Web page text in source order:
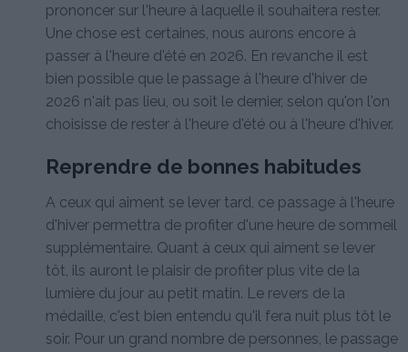
prononcer sur l'heure à laquelle il souhaitera rester.
Une chose est certaines, nous aurons encore à
passer à l'heure d'été en 2026. En revanche il est
bien possible que le passage à l'heure d'hiver de
2026 n'ait pas lieu, ou soit le dernier, selon qu'on l'on
choisisse de rester à l'heure d'été ou à l'heure d'hiver.
Reprendre de bonnes habitudes
A ceux qui aiment se lever tard, ce passage à l'heure
d'hiver permettra de profiter d'une heure de sommeil
supplémentaire. Quant à ceux qui aiment se lever
tôt, ils auront le plaisir de profiter plus vite de la
lumière du jour au petit matin. Le revers de la
médaille, c'est bien entendu qu'il fera nuit plus tôt le
soir. Pour un grand nombre de personnes, le passage